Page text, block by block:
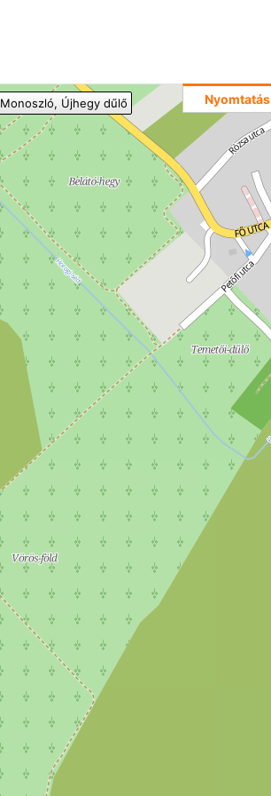
Nyomtatás
Monoszló, Újhegy dűlő